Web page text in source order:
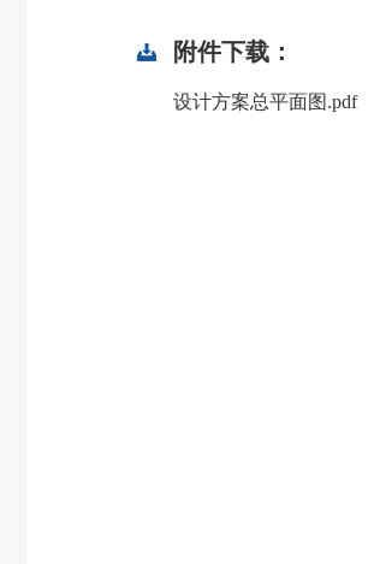
附件下载：
设计方案总平面图.pdf